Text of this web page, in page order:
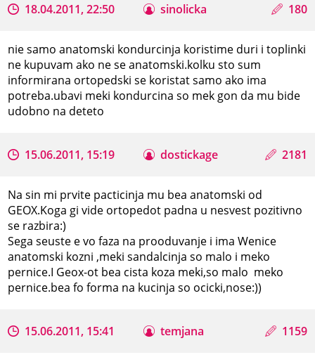
18.04.2011, 22:50 sinolicka 180
nie samo anatomski kondurcinja koristime duri i toplinki
ne kupuvam ako ne se anatomski.kolku sto sum
informirana ortopedski se koristat samo ako ima
potreba.ubavi meki kondurcina so mek gon da mu bide
udobno na deteto
15.06.2011, 15:19 dostickage 2181
Na sin mi prvite pacticinja mu bea anatomski od
GEOX.Koga gi vide ortopedot padna u nesvest pozitivno
se razbira:)
Sega seuste e vo faza na prooduvanje i ima Wenice
anatomski kozni ,meki sandalcinja so malo i meko
pernice.I Geox-ot bea cista koza meki,so malo meko
pernice.bea fo forma na kucinja so ocicki,nose:))
15.06.2011, 15:41 temjana 1159